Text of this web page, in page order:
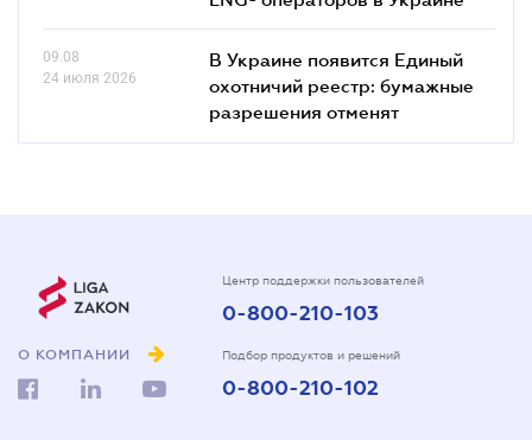
09.08
24 июля 2026
В Украине появится Единый
охотничий реестр: бумажные
разрешения отменят
О КОМПАНИИ
Центр поддержки пользователей
0-800-210-103
Подбор продуктов и решений
0-800-210-102